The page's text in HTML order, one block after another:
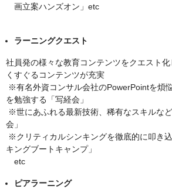
画立案ハンズオン」etc
ラーニングクエスト
社員発の様々な教育コンテンツをクエスト
くすぐるコンテンツが充実
※有名外資コンサル会社のPowerPointを煩
を勉強する「写経会」
※世にあふれる最新技術、稀有なスキルな
会」
※クリティカルシンキングを徹底的に叩き
キングブートキャンプ」
etc
ピアラーニング